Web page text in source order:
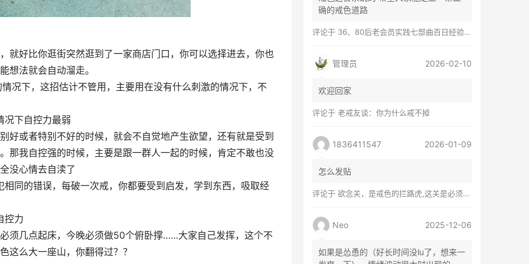
就好比你逛街突然逛到了一家商店门口，你可以选择进去，你也
想法就会自动溜走。
况下，这招估计不管用，主要用在没有什么刺激的情况下，不
况下自控力最弱
好或者特别不好的时候，就会不自觉地产生欲望，还有就是受到
那我自控强的时候，主要是跟一群人一起的时候，肯定不敢也没
没心情去自渎了
同的错误，每破一次戒，你都要受到启发，学到东西，吸取经
控力
须几点起床，今晚必须做50个俯卧撑……大家自己发挥，这个不
这么大一座山，你翻得过？？
确的戒色道路
评论于 36、80后老会员实践七部曲百日经验谈兼苦口忠言
管理员 2026-02-10
欢迎回家
评论于 老戒友谈：你为什么戒不掉
1836411547 2026-01-09
怎么发贴
评论于 欲念关，是戒色的拦路虎,这关是必须过的
Neo 2025-12-06
如果是怂恿的（好长时间没lu了，想来一